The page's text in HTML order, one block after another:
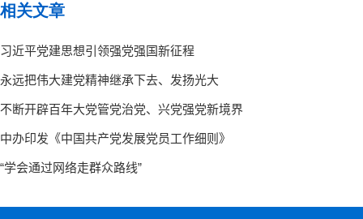
相关文章